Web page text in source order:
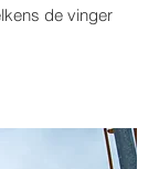
de vinger